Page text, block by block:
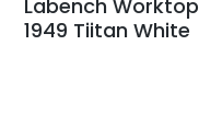
Labench Worktop
1949 Tiitan White